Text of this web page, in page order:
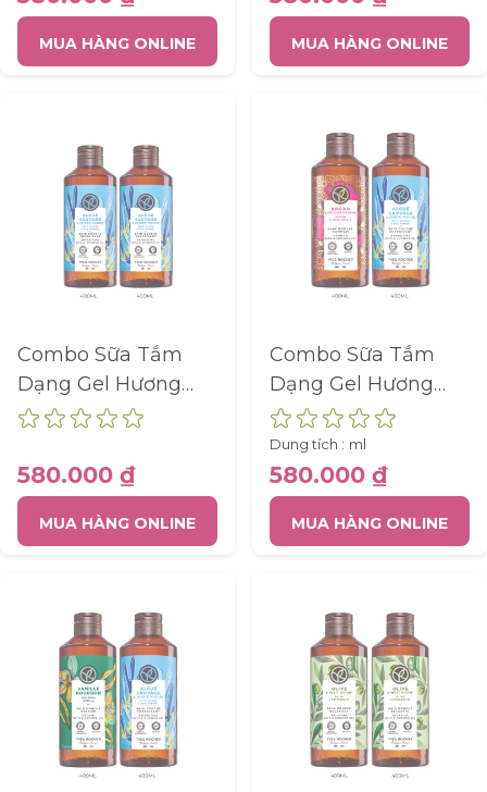
MUA HÀNG ONLINE MUA HÀNG ONLINE
Combo Sữa Tắm
Dạng Gel Hương
Biển
580.000 ₫
MUA HÀNG ONLINE
Combo Sữa Tắm
Dạng Gel Hương
Hoa Hồng Và Hương
Biển
Dung tích : ml
580.000 ₫
MUA HÀNG ONLINE